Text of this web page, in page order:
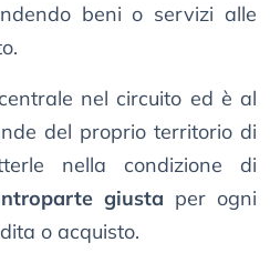
beni o servizi alle
nel circuito ed è al
del proprio territorio di
nella condizione di
giusta per ogni
o acquisto.